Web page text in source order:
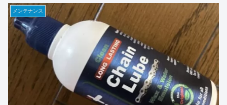
メンテナンス